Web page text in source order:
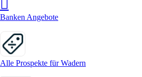
Banken Angebote
Alle Prospekte für Wadern